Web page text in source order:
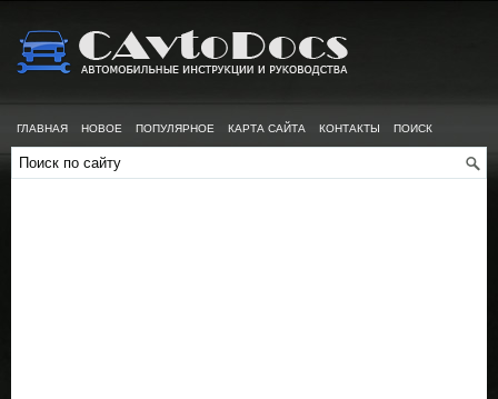
ГЛАВНАЯ НОВОЕ ПОПУЛЯРНОЕ КАРТА САЙТА КОНТАКТЫ ПОИСК